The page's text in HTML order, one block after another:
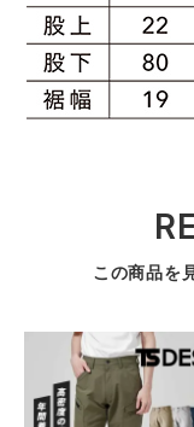
この商品を